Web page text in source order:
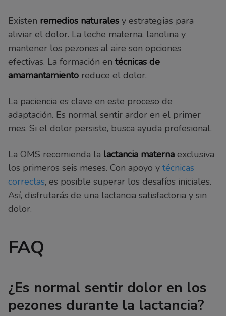
Existen remedios naturales y estrategias para
aliviar el dolor. La leche materna, lanolina y
mantener los pezones al aire son opciones
efectivas. La formación en técnicas de
amamantamiento reduce el dolor.
La paciencia es clave en este proceso de
adaptación. Es normal sentir ardor en el primer
mes. Si el dolor persiste, busca ayuda profesional.
La OMS recomienda la lactancia materna exclusiva
los primeros seis meses. Con apoyo y técnicas
correctas, es posible superar los desafíos iniciales.
Así, disfrutarás de una lactancia satisfactoria y sin
dolor.
FAQ
¿Es normal sentir dolor en los
pezones durante la lactancia?